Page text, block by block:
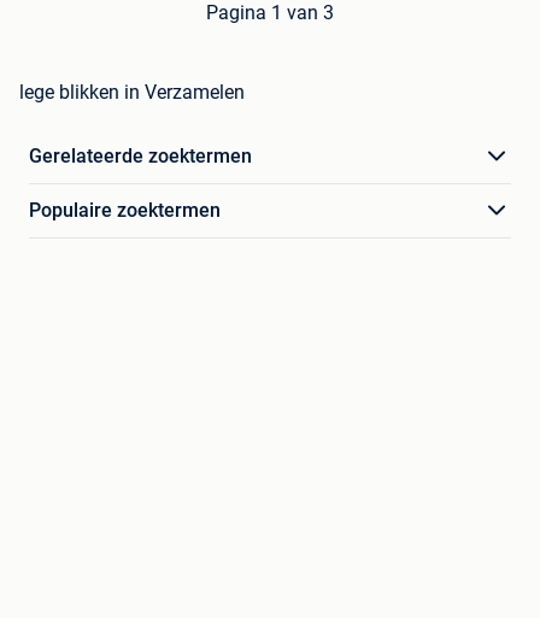
Pagina 1 van 3
lege blikken in Verzamelen
Gerelateerde zoektermen
Populaire zoektermen